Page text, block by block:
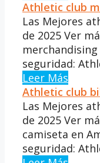
Athletic club
Las Mejores
de 2025 Ver
seguridad:
Leer Más
Athletic club
Las Mejores
de 2025 Ver
camiseta en
seguridad: